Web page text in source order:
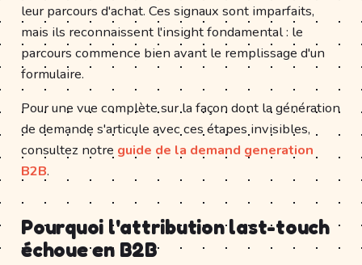
leur parcours d'achat. Ces signaux sont imparfaits,
mais ils reconnaissent l'insight fondamental : le
parcours commence bien avant le remplissage d'un
formulaire.
Pour une vue complète sur la façon dont la génération
de demande s'articule avec ces étapes invisibles,
consultez notre guide de la demand generation
B2B.
Pourquoi l'attribution last-touch
échoue en B2B